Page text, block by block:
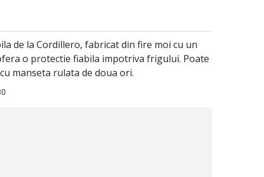
de la Cordillero, fabricat din fire moi cu un
o protectie fiabila impotriva frigului. Poate
manseta rulata de doua ori.